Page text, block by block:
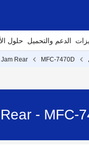
الدعم والتحميل حلول
MFC-7470D
Jam Rear
- MFC-